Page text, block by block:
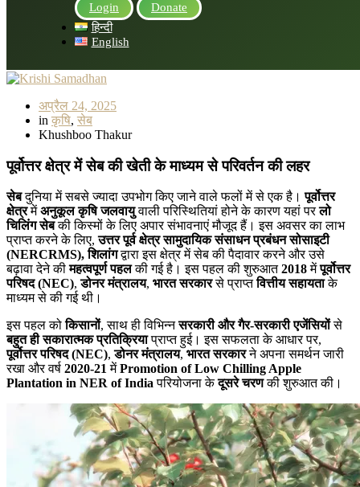
Login
Donate
हिन्दी
English
अप्रैल 24, 2025
in कृषि, सेब
Khushboo Thakur
पूर्वोत्तर क्षेत्र में सेब की खेती के माध्यम से परिवर्तन की लहर
सेबदुनिया में सबसे ज्यादा उपभोग किए जाने वाले फलों में से एक है।पूर्वोत्तर
क्षेत्रमेंअनुकूल कृषि जलवायुवाली परिस्थितियां होने के कारण यहां परलो
चिलिंग सेबकी किस्मों के लिए अपार संभावनाएं मौजूद हैं। इस अवसर का लाभ
प्राप्त करने के लिए,उत्तर पूर्व क्षेत्र सामुदायिक संसाधन प्रबंधन सोसाइटी
(NERCRMS), शिलांगद्वारा इस क्षेत्र में सेब की पैदावार करने और उसे
बढ़ावा देने कीमहत्वपूर्ण पहलकी गई है। इस पहल की शुरुआत2018मेंपूर्वोत्तर
परिषद (NEC),डोनर मंत्रालय, भारत सरकारसे प्राप्तवित्तीय सहायताके
माध्यम से की गई थी।
इस पहल कोकिसानों, साथ ही विभिन्नसरकारी और गैर-सरकारी एजेंसियोंसे
बहुत ही सकारात्मक प्रतिक्रियाप्राप्त हुई। इस सफलता के आधार पर,
पूर्वोत्तर परिषद (NEC),डोनर मंत्रालय, भारत सरकारने अपना समर्थन जारी
रखा और वर्ष 2020-21मेंPromotion of Low Chilling Apple
Plantation in NER of Indiaपरियोजना केदूसरे चरणकी शुरुआत की।